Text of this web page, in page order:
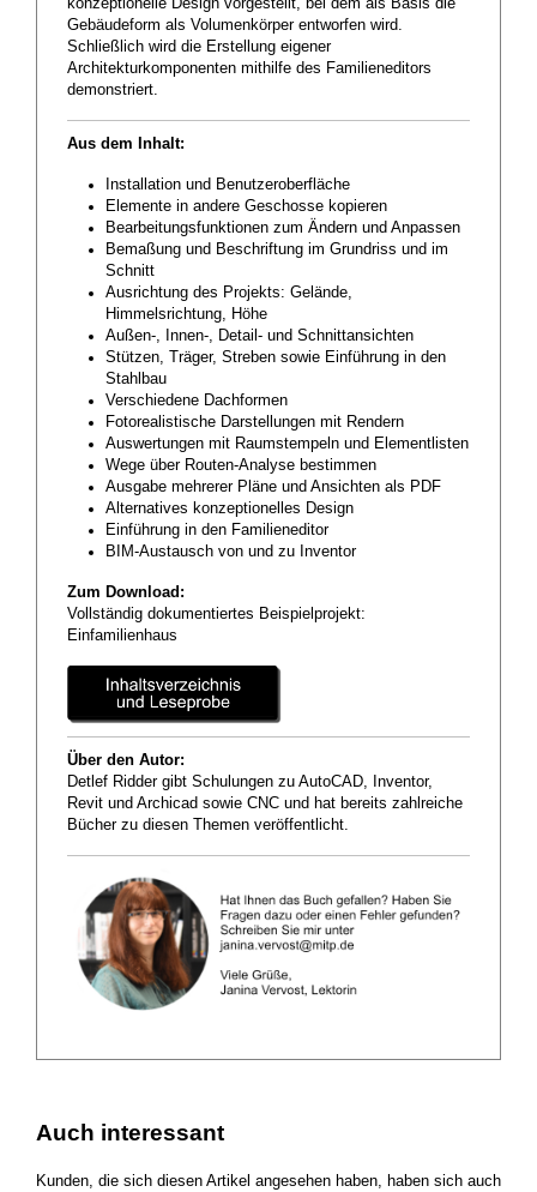
konzeptionelle Design vorgestellt, bei dem als Basis die
Gebäudeform als Volumenkörper entworfen wird.
Schließlich wird die Erstellung eigener
Architekturkomponenten mithilfe des Familieneditors
demonstriert.
Aus dem Inhalt:
Installation und Benutzeroberfläche
Elemente in andere Geschosse kopieren
Bearbeitungsfunktionen zum Ändern und Anpassen
Bemaßung und Beschriftung im Grundriss und im
Schnitt
Ausrichtung des Projekts: Gelände,
Himmelsrichtung, Höhe
Außen-, Innen-, Detail- und Schnittansichten
Stützen, Träger, Streben sowie Einführung in den
Stahlbau
Verschiedene Dachformen
Fotorealistische Darstellungen mit Rendern
Auswertungen mit Raumstempeln und Elementlisten
Wege über Routen-Analyse bestimmen
Ausgabe mehrerer Pläne und Ansichten als PDF
Alternatives konzeptionelles Design
Einführung in den Familieneditor
BIM-Austausch von und zu Inventor
Zum Download:
Vollständig dokumentiertes Beispielprojekt:
Einfamilienhaus
Über den Autor:
Detlef Ridder gibt Schulungen zu AutoCAD, Inventor,
Revit und Archicad sowie CNC und hat bereits zahlreiche
Bücher zu diesen Themen veröffentlicht.
Auch interessant
Kunden, die sich diesen Artikel angesehen haben, haben sich auch